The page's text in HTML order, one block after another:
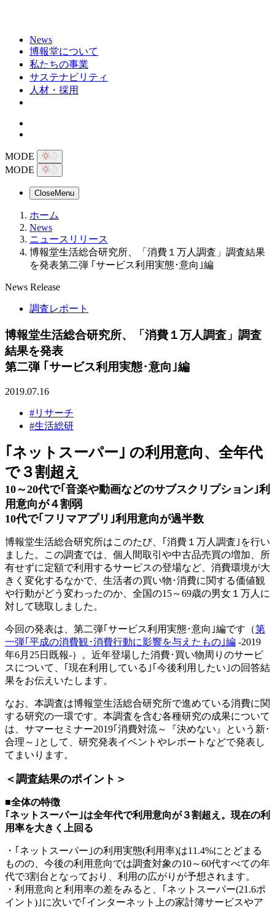
News
博報堂について
私たちの事業
サステナビリティ
人材・採用
MODE
MODE
CloseMenu
ホーム
News
ニュースリリース
博報堂生活総合研究所、「消費１万人調査」調査結果
を発表第二弾 ｢サービス利用実態･意向｣編
News Release
調査レポート
博報堂生活総合研究所、「消費１万人調査」調査
結果を発表
第二弾 ｢サービス利用実態･意向｣編
2019.07.16
#リサーチ
#生活総研
｢ネットスーパー｣ の利用意向、全年代
で３割超え
10～20代で｢音楽や動画などのサブスクリプション｣利
用意向が４割弱
10代で｢フリマアプリ｣利用意向が過半数
博報堂生活総合研究所はこのたび、｢消費１万人調査｣を行い
ました。この調査では、個人間取引や中古品売買の増加、所
有せずに定額で利用するサービスの登場など、消費環境が大
きく変化するなかで、生活者の買い物･消費に関する価値観
や行動がどう変わったのか、全国の15～69歳の男女１万人に
対して聴取しました。
今回の発表は、第二弾｢サービス利用実態･意向｣編です（第
一弾｢平成の消費観･消費行動に影響を与えたもの｣編 -2019
年6月25日既報-）。近年登場した消費･買い物周りのサービ
スについて、｢現在利用している｣｢今後利用したい｣の回答結
果をお伝えいたします。
なお、本調査は博報堂生活総合研究所で進めている消費に関
する研究の一環です。本調査を含む各種研究の成果について
は、サマーセミナー2019｢消費対流～『決めない』という新･
合理～｣として、研究発表イベントやレポートなどで発表し
てまいります。
＜調査結果のポイント＞
■全体の特徴
｢ネットスーパー｣は全年代で利用意向が３割超え。現在の利
用率を大きく上回る
・｢ネットスーパー｣の利用実態(利用率)は11.4%にとどまる
ものの、今後の利用意向では調査対象の10～60代すべての年
代で3割台となっており、利用の広がりが予想されます。
・利用意向と利用率の差をみると、｢ネットスーパー(21.6ポ
イント)｣に次いで｢インターネット上の家計簿サービスやア